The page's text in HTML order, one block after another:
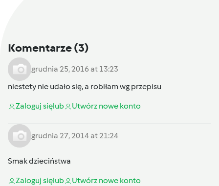
Komentarze(3)
grudnia 25, 2016 at 13:23
niestety nie udało się, a robiłam wg przepisu
Zaloguj sięlub Utwórz nowe konto
grudnia 27, 2014 at 21:24
Smak dzieciństwa
Zaloguj sięlub Utwórz nowe konto